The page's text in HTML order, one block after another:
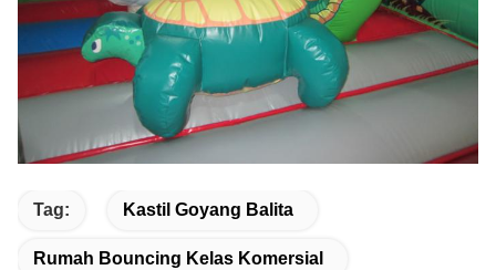
Tag: Kastil Goyang Balita
Rumah Bouncing Kelas Komersial